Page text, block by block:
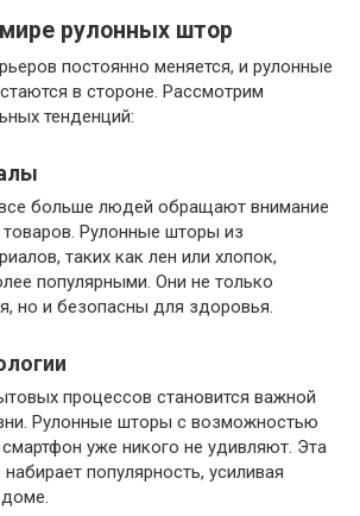
рулонных штор
постоянно меняется, и рулонные
в стороне. Рассмотрим
тенденций:
больше людей обращают внимание
товаров. Рулонные шторы из
таких как лен или хлопок,
популярными. Они не только
но и безопасны для здоровья.
процессов становится важной
Рулонные шторы с возможностью
уже никого не удивляют. Эта
популярность, усиливая